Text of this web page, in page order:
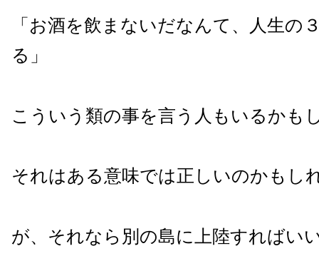
「お酒を飲まないだなんて、人生の
る」
こういう類の事を言う人もいるかも
それはある意味では正しいのかもし
が、それなら別の島に上陸すればい